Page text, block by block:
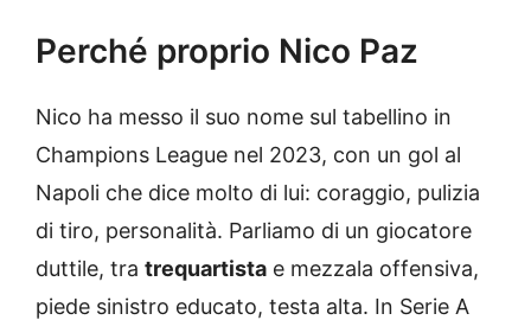
Perché proprio Nico Paz
Nico ha messo il suo nome sul tabellino in
Champions League nel 2023, con un gol al
Napoli che dice molto di lui: coraggio, pulizia
di tiro, personalità. Parliamo di un giocatore
duttile, tra trequartista e mezzala offensiva,
piede sinistro educato, testa alta. In Serie A